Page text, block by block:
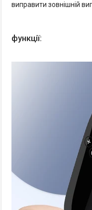
виправити зовнішній
функції: